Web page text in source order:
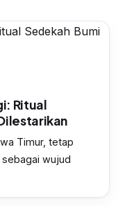
Ritual
Timur, tetap
wujud